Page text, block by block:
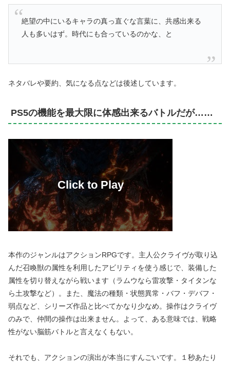
絶望の中にいるキャラの真っ直ぐな言葉に、共感出来る
人も多いはず。時代にも合っているのかな、と
ネタバレや要約、気になる点などは後述しています。
PS5の機能を最大限に体感出来るバトルだが……
本作のジャンルはアクションRPGです。主人公クライヴが取り込
んだ召喚獣の属性を利用したアビリティを使う感じで、装備した
属性を切り替えながら戦います（ラムウなら雷攻撃・タイタンな
ら土攻撃など）。また、魔法の種類・状態異常・バフ・デバフ・
弱点など、シリーズ作品と比べてかなり少なめ。操作はクライヴ
のみで、仲間の操作は出来ません。よって、ある意味では、戦略
性がない脳筋バトルと言えなくもない。
それでも、アクションの演出が本当にすんごいです。１秒あたり